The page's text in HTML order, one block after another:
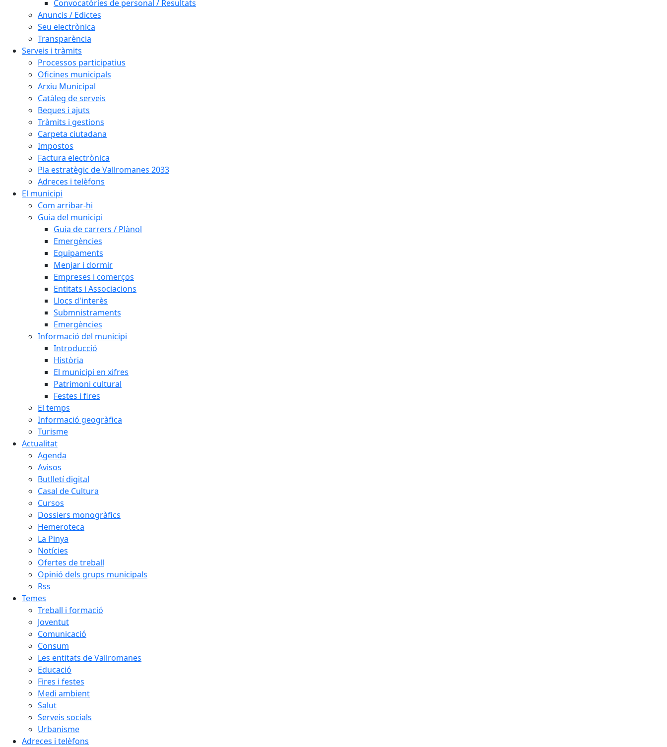
Convocatòries de personal / Resultats
Anuncis / Edictes
Seu electrònica
Transparència
Serveis i tràmits
Processos participatius
Oficines municipals
Arxiu Municipal
Catàleg de serveis
Beques i ajuts
Tràmits i gestions
Carpeta ciutadana
Impostos
Factura electrònica
Pla estratègic de Vallromanes 2033
Adreces i telèfons
El municipi
Com arribar-hi
Guia del municipi
Guia de carrers / Plànol
Emergències
Equipaments
Menjar i dormir
Empreses i comerços
Entitats i Associacions
Llocs d'interès
Submnistraments
Emergències
Informació del municipi
Introducció
Història
El municipi en xifres
Patrimoni cultural
Festes i fires
El temps
Informació geogràfica
Turisme
Actualitat
Agenda
Avisos
Butlletí digital
Casal de Cultura
Cursos
Dossiers monogràfics
Hemeroteca
La Pinya
Notícies
Ofertes de treball
Opinió dels grups municipals
Rss
Temes
Treball i formació
Joventut
Comunicació
Consum
Les entitats de Vallromanes
Educació
Fires i festes
Medi ambient
Salut
Serveis socials
Urbanisme
Adreces i telèfons